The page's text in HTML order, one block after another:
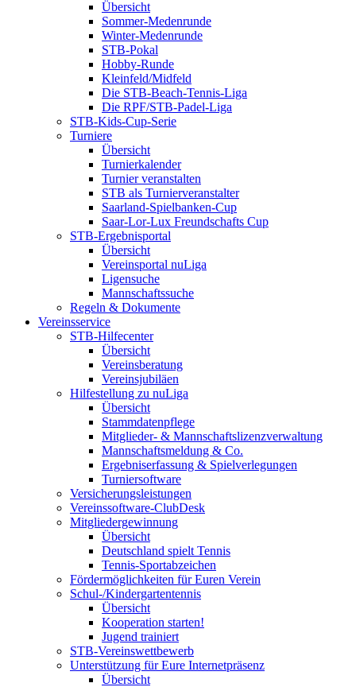
Übersicht
Sommer-Medenrunde
Winter-Medenrunde
STB-Pokal
Hobby-Runde
Kleinfeld/Midfeld
Die STB-Beach-Tennis-Liga
Die RPF/STB-Padel-Liga
STB-Kids-Cup-Serie
Turniere
Übersicht
Turnierkalender
Turnier veranstalten
STB als Turnierveranstalter
Saarland-Spielbanken-Cup
Saar-Lor-Lux Freundschafts Cup
STB-Ergebnisportal
Übersicht
Vereinsportal nuLiga
Ligensuche
Mannschaftssuche
Regeln & Dokumente
Vereinsservice
STB-Hilfecenter
Übersicht
Vereinsberatung
Vereinsjubiläen
Hilfestellung zu nuLiga
Übersicht
Stammdatenpflege
Mitglieder- & Mannschaftslizenzverwaltung
Mannschaftsmeldung & Co.
Ergebniserfassung & Spielverlegungen
Turniersoftware
Versicherungsleistungen
Vereinssoftware-ClubDesk
Mitgliedergewinnung
Übersicht
Deutschland spielt Tennis
Tennis-Sportabzeichen
Fördermöglichkeiten für Euren Verein
Schul-/Kindergartentennis
Übersicht
Kooperation starten!
Jugend trainiert
STB-Vereinswettbewerb
Unterstützung für Eure Internetpräsenz
Übersicht